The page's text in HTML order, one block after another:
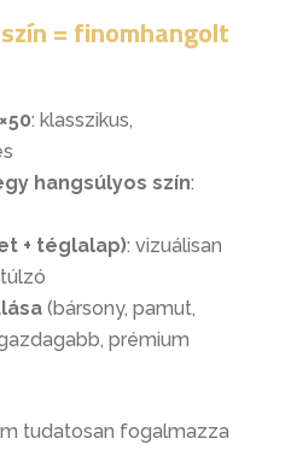
= finomhangolt
: klasszikus,
hangsúlyos szín:
+ téglalap): vizuálisan
(bársony, pamut,
prémium
tudatosan fogalmazza